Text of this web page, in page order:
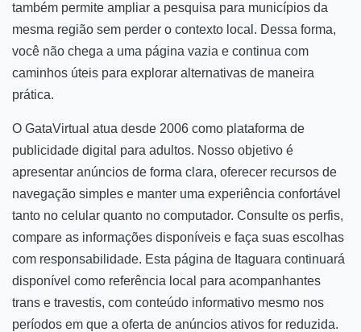
também permite ampliar a pesquisa para municípios da
mesma região sem perder o contexto local. Dessa forma,
você não chega a uma página vazia e continua com
caminhos úteis para explorar alternativas de maneira
prática.
O GataVirtual atua desde 2006 como plataforma de
publicidade digital para adultos. Nosso objetivo é
apresentar anúncios de forma clara, oferecer recursos de
navegação simples e manter uma experiência confortável
tanto no celular quanto no computador. Consulte os perfis,
compare as informações disponíveis e faça suas escolhas
com responsabilidade. Esta página de Itaguara continuará
disponível como referência local para acompanhantes
trans e travestis, com conteúdo informativo mesmo nos
períodos em que a oferta de anúncios ativos for reduzida.